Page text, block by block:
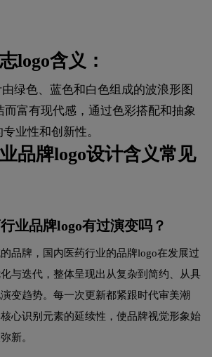
logo含义：
绿色、蓝色和白色组成的波浪形图
而富有现代感，通过色彩搭配和抽象
业性和创新性。
品牌logo设计含义常见
业品牌logo有过演变吗？
品牌，国内医药行业的品牌logo在发展过
与迭代，整体呈现出从复杂到简约、从具
变趋势。每一次更新都紧跟时代审美潮
心识别元素的延续性，使品牌视觉形象始
新。